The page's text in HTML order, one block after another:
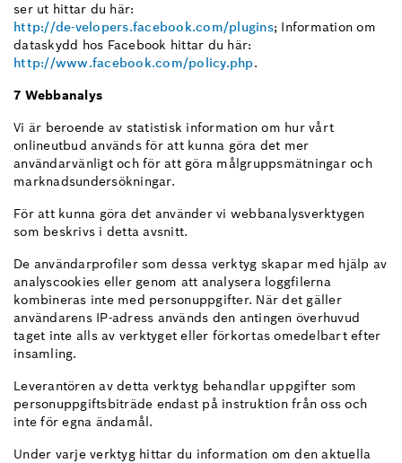
ser ut hittar du här:
http://de-velopers.facebook.com/plugins; Information om
dataskydd hos Facebook hittar du här:
http://www.facebook.com/policy.php.
7 Webbanalys
Vi är beroende av statistisk information om hur vårt
onlineutbud används för att kunna göra det mer
användarvänligt och för att göra målgruppsmätningar och
marknadsundersökningar.
För att kunna göra det använder vi webbanalysverktygen
som beskrivs i detta avsnitt.
De användarprofiler som dessa verktyg skapar med hjälp av
analyscookies eller genom att analysera loggfilerna
kombineras inte med personuppgifter. När det gäller
användarens IP-adress används den antingen överhuvud
taget inte alls av verktyget eller förkortas omedelbart efter
insamling.
Leverantören av detta verktyg behandlar uppgifter som
personuppgiftsbiträde endast på instruktion från oss och
inte för egna ändamål.
Under varje verktyg hittar du information om den aktuella